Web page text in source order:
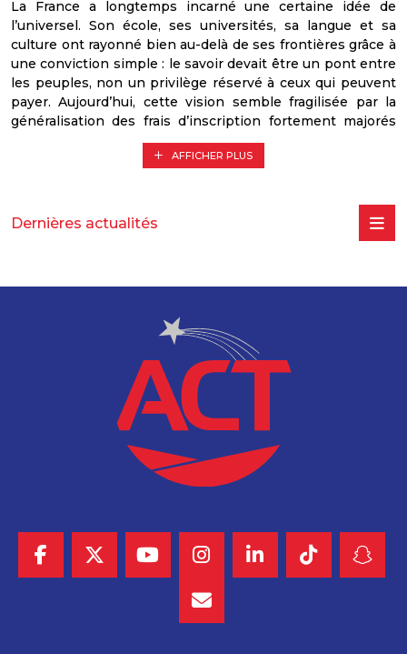
La France a longtemps incarné une certaine idée de
l’universel. Son école, ses universités, sa langue et sa
culture ont rayonné bien au-delà de ses frontières grâce à
une conviction simple : le savoir devait être un pont entre
les peuples, non un privilège réservé à ceux qui peuvent
payer. Aujourd’hui, cette vision semble fragilisée par la
généralisation des frais d’inscription fortement majorés
pour les étudiants étrangers extra-européens.
Derrière cette décision budgétaire se cache en réalité une
pour des milliers d’étudiants africains, la France risque
j’ai eu la chance de bénéficier d’un enseignement de qualité
qui m’a permis de grandir intellectuellement,
professionnellement et humainement. Cette formation ne
m’a pas éloigné de mon pays ; elle m’a au contraire donné
les outils pour servir à la fois le Sénégal et la France. Comme
beaucoup d’Africains passés par les universités françaises, je
suis devenu un trait d’union entre deux nations, deux
cultures et deux espaces économiques.
Les étudiants étrangers ne sont pas une charge pour la
des entrepreneurs, des responsables politiques ou des
acteurs économiques influents dans leurs pays respectifs. Ils
avec la France. Ils en deviennent naturellement des
AFFICHER PLUS
Dernières actualités